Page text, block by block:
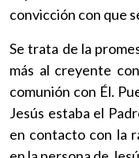
convicción con que
Se trata de la
más al creyente
comunión con Él.
Jesús estaba el
en contacto con la